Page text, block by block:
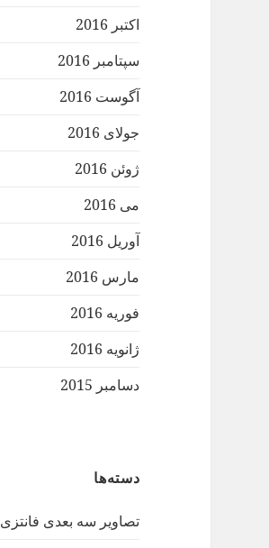
اکتبر 2016
سپتامبر 2016
آگوست 2016
جولای 2016
ژوئن 2016
می 2016
آوریل 2016
مارس 2016
فوریه 2016
ژانویه 2016
دسامبر 2015
دسته‌ها
تصاویر سه بعدی فانتزی